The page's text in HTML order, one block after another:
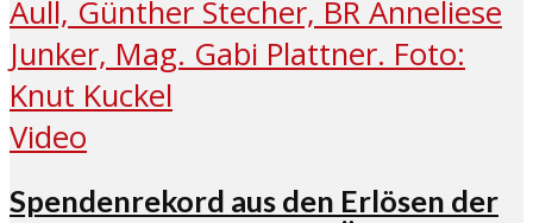
Video
Spendenrekord aus den Erlösen der